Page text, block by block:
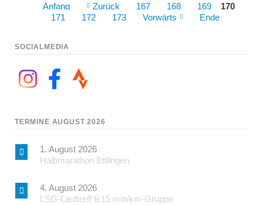
Anfang Zurück 167 168 169
170
171
172 173 Vorwärts Ende
SOCIALMEDIA
TERMINE AUGUST 2026
1. August 2026
Halbmarathon Ettlingen
4. August 2026
LSG-Lauftreff 6:15 min/km-Gruppe